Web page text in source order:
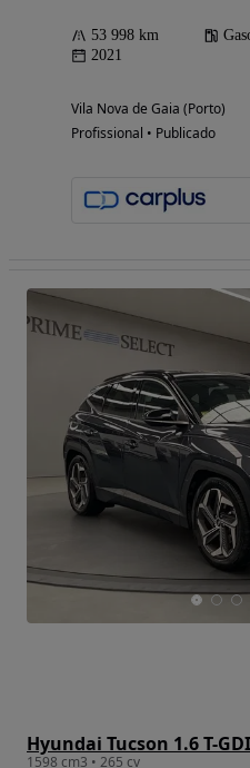
53 998 km
2021
Vila Nova de Gaia (Porto)
Profissional • Publicado
Hyundai Tucson 1.6 T-
1598 cm3 • 265 cv